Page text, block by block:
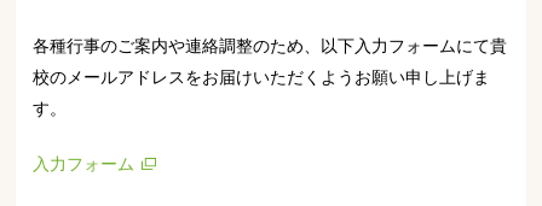
各種行事のご案内や連絡調整のため、以下入力フォームにて貴
校のメールアドレスをお届けいただくようお願い申し上げま
す。
入力フォーム